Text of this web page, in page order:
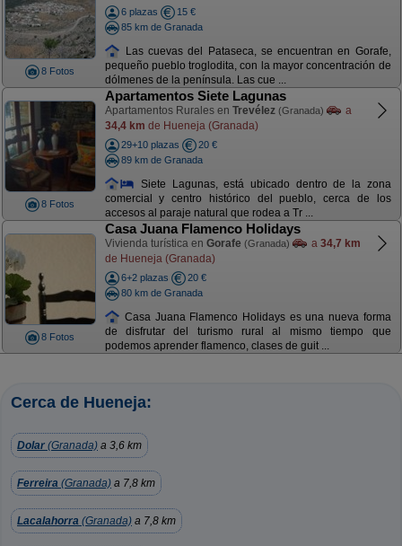
8 Fotos
6 plazas
15 €
85 km de Granada
Las cuevas del Pataseca, se encuentran en Gorafe,
pequeño pueblo troglodita, con la mayor concentración de
dólmenes de la península. Las cue ...
8 Fotos
Apartamentos Siete Lagunas
Apartamentos Rurales en Trevélez (Granada)
a
34,4 km de Hueneja (Granada)
29+10 plazas
20 €
89 km de Granada
Siete Lagunas, está ubicado dentro de la zona
comercial y centro histórico del pueblo, cerca de los
accesos al paraje natural que rodea a Tr ...
8 Fotos
Casa Juana Flamenco Holidays
Vivienda turística en Gorafe (Granada) a 34,7 km
de Hueneja (Granada)
6+2 plazas
20 €
80 km de Granada
Casa Juana Flamenco Holidays es una nueva forma
de disfrutar del turismo rural al mismo tiempo que
podemos aprender flamenco, clases de guit ...
Cerca de Hueneja:
Dolar (Granada) a 3,6 km
Ferreira (Granada) a 7,8 km
Lacalahorra (Granada) a 7,8 km